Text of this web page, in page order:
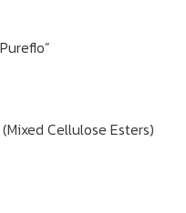
Cellulose Esters)